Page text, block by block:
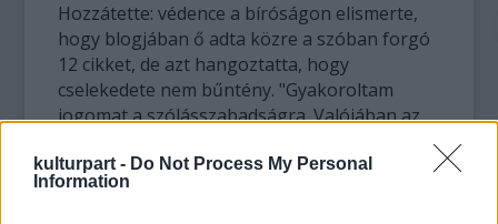
kulturpart - Do Not Process My Personal
Information
Hozzátette: védence a bíróságon elismerte,
hogy blogjában ő adta közre a szóban forgó
12 cikket, de azt hangoztatta, hogy
cselekedete nem bűntény. "Gyakoroltam
jogomat a szólásszabadságra. Valójában az
szavait az ügyvéd. A félnapos pert a közép-
vietnami Danangban tartották, ahol Nhat él.